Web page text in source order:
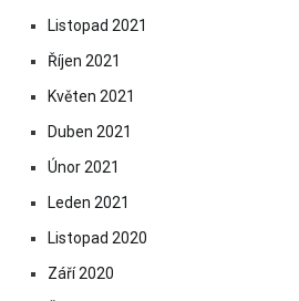
Listopad 2021
Říjen 2021
Květen 2021
Duben 2021
Únor 2021
Leden 2021
Listopad 2020
Září 2020